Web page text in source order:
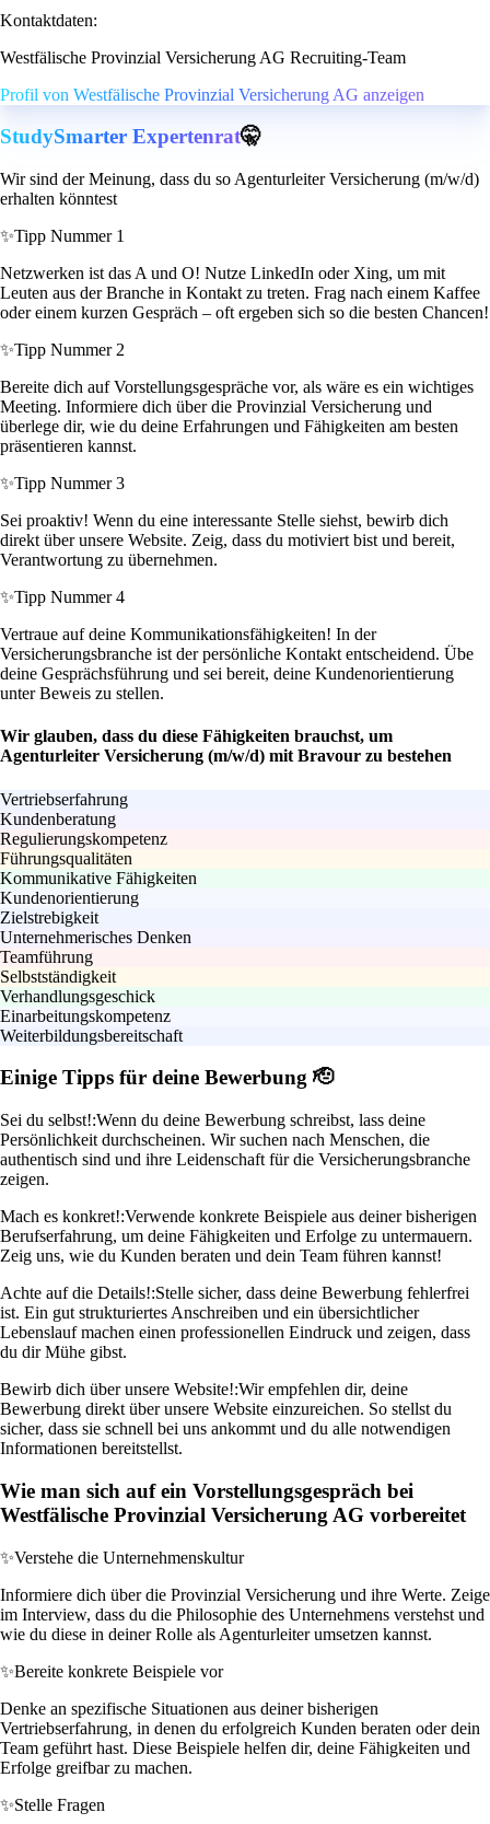
Kontaktdaten:
Westfälische Provinzial Versicherung AG Recruiting-Team
Profil von Westfälische Provinzial Versicherung AG anzeigen
StudySmarter Expertenrat🤫
Wir sind der Meinung, dass du so Agenturleiter Versicherung (m/w/d)
erhalten könntest
✨Tipp Nummer 1
Netzwerken ist das A und O! Nutze LinkedIn oder Xing, um mit
Leuten aus der Branche in Kontakt zu treten. Frag nach einem Kaffee
oder einem kurzen Gespräch – oft ergeben sich so die besten Chancen!
✨Tipp Nummer 2
Bereite dich auf Vorstellungsgespräche vor, als wäre es ein wichtiges
Meeting. Informiere dich über die Provinzial Versicherung und
überlege dir, wie du deine Erfahrungen und Fähigkeiten am besten
präsentieren kannst.
✨Tipp Nummer 3
Sei proaktiv! Wenn du eine interessante Stelle siehst, bewirb dich
direkt über unsere Website. Zeig, dass du motiviert bist und bereit,
Verantwortung zu übernehmen.
✨Tipp Nummer 4
Vertraue auf deine Kommunikationsfähigkeiten! In der
Versicherungsbranche ist der persönliche Kontakt entscheidend. Übe
deine Gesprächsführung und sei bereit, deine Kundenorientierung
unter Beweis zu stellen.
Wir glauben, dass du diese Fähigkeiten brauchst, um
Agenturleiter Versicherung (m/w/d) mit Bravour zu bestehen
Vertriebserfahrung
Kundenberatung
Regulierungskompetenz
Führungsqualitäten
Kommunikative Fähigkeiten
Kundenorientierung
Zielstrebigkeit
Unternehmerisches Denken
Teamführung
Selbstständigkeit
Verhandlungsgeschick
Einarbeitungskompetenz
Weiterbildungsbereitschaft
Einige Tipps für deine Bewerbung 🫡
Sei du selbst!:Wenn du deine Bewerbung schreibst, lass deine
Persönlichkeit durchscheinen. Wir suchen nach Menschen, die
authentisch sind und ihre Leidenschaft für die Versicherungsbranche
zeigen.
Mach es konkret!:Verwende konkrete Beispiele aus deiner bisherigen
Berufserfahrung, um deine Fähigkeiten und Erfolge zu untermauern.
Zeig uns, wie du Kunden beraten und dein Team führen kannst!
Achte auf die Details!:Stelle sicher, dass deine Bewerbung fehlerfrei
ist. Ein gut strukturiertes Anschreiben und ein übersichtlicher
Lebenslauf machen einen professionellen Eindruck und zeigen, dass
du dir Mühe gibst.
Bewirb dich über unsere Website!:Wir empfehlen dir, deine
Bewerbung direkt über unsere Website einzureichen. So stellst du
sicher, dass sie schnell bei uns ankommt und du alle notwendigen
Informationen bereitstellst.
Wie man sich auf ein Vorstellungsgespräch bei
Westfälische Provinzial Versicherung AG vorbereitet
✨Verstehe die Unternehmenskultur
Informiere dich über die Provinzial Versicherung und ihre Werte. Zeige
im Interview, dass du die Philosophie des Unternehmens verstehst und
wie du diese in deiner Rolle als Agenturleiter umsetzen kannst.
✨Bereite konkrete Beispiele vor
Denke an spezifische Situationen aus deiner bisherigen
Vertriebserfahrung, in denen du erfolgreich Kunden beraten oder dein
Team geführt hast. Diese Beispiele helfen dir, deine Fähigkeiten und
Erfolge greifbar zu machen.
✨Stelle Fragen